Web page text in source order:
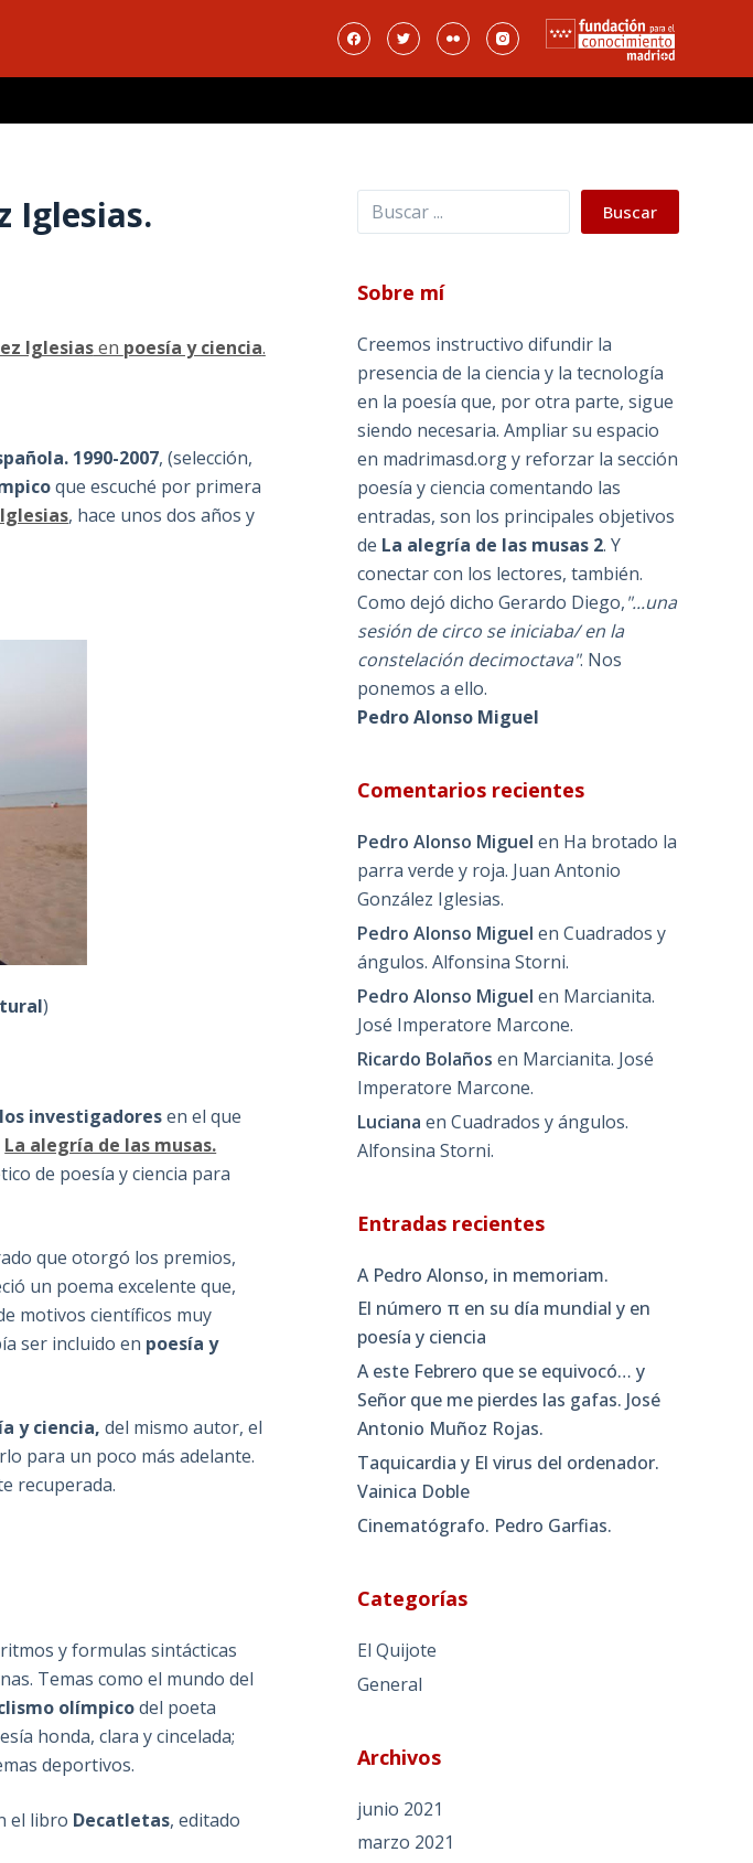
Iglesias.
Iglesiasen poesía y ciencia.
1990-2007, (selección,
que escuché por primera
, hace unos dos años y
)
investigadoresen el que
La alegría de las musas.
de poesía y ciencia para
que otorgó los premios,
un poema excelente que,
motivos científicos muy
ser incluido en poesía y
y ciencia,del mismo autor, el
para un poco más adelante.
recuperada.
y formulas sintácticas
Temas como el mundo del
olímpicodel poeta
honda, clara y cincelada;
deportivos.
el libro Decatletas, editado
Buscar Buscar
Sobre mí
Creemos instructivo difundir la
presencia de la ciencia y la tecnología
en la poesía que, por otra parte, sigue
siendo necesaria. Ampliar su espacio
en madrimasd.org y reforzar la sección
poesía y ciencia comentando las
entradas, son los principales objetivos
de La alegría de las musas 2. Y
conectar con los lectores, también.
Como dejó dicho Gerardo Diego,"...una
sesión de circo se iniciaba/ en la
constelación decimoctava". Nos
ponemos a ello.
Pedro Alonso Miguel
Comentarios recientes
Pedro Alonso Miguel en Ha brotado la
parra verde y roja. Juan Antonio
González Iglesias.
Pedro Alonso Miguel enCuadrados y
ángulos. Alfonsina Storni.
Pedro Alonso Miguel en Marcianita.
José Imperatore Marcone.
Ricardo Bolaños en Marcianita. José
Imperatore Marcone.
Luciana enCuadrados y ángulos.
Alfonsina Storni.
Entradas recientes
A Pedro Alonso, in memoriam.
El número π en su día mundial y en
poesía y ciencia
A este Febrero que se equivocó… y
Señor que me pierdes las gafas. José
Antonio Muñoz Rojas.
Taquicardia y El virus del ordenador.
Vainica Doble
Cinematógrafo. Pedro Garfias.
Categorías
El Quijote
General
Archivos
junio 2021
marzo 2021